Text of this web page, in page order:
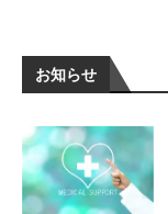
お知らせ